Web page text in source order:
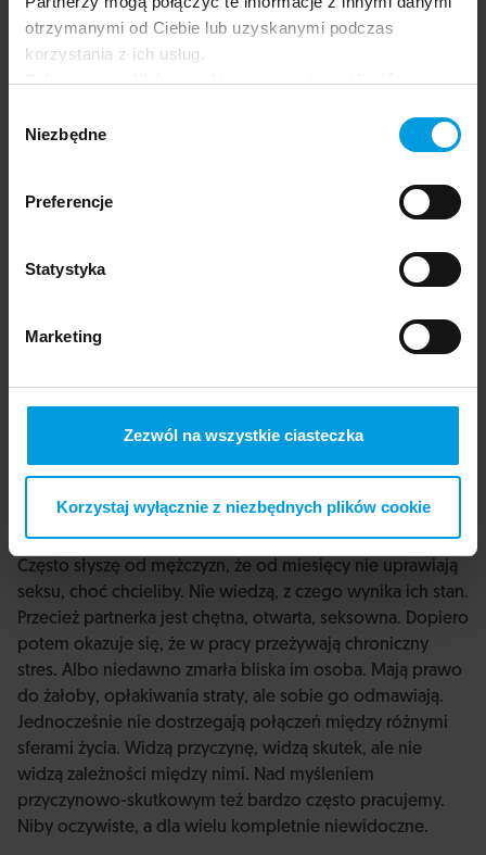
otrzymanymi od Ciebie lub uzyskanymi podczas
korzystania z ich usług.
Odrzucenie plików cookie może uniemożliwić
oferowanych na naszej stronie, w tym m.in. z
zgody
Niezbędne
Preferencje
Statystyka
Marketing
Zezwól na wszystkie ciasteczka
Korzystaj wyłącznie z niezbędnych plików cookie
Czytaj także: Jak mężczyzna kocha kobietę
męskiej seksualności wynikają z braku kontaktu ze sobą.
Praca terapeutyczna powinna zacząć się od lepszego
gabinetu seksuologa i mówi, że ma problemy z
doświadczeniem, nie opowie o swoich emocjach, to
ustalić diagnozę? Zgadywać, co jest rzeczywistym
diagnoza, takie sposoby rozwiązania problemu.
Często słyszę od mężczyzn, że od miesięcy nie uprawiają
seksu, choć chcieliby. Nie wiedzą, z czego wynika ich stan.
Przecież partnerka jest chętna, otwarta, seksowna. Dopiero
potem okazuje się, że w pracy przeżywają chroniczny
stres. Albo niedawno zmarła bliska im osoba. Mają prawo
do żałoby, opłakiwania straty, ale sobie go odmawiają.
Jednocześnie nie dostrzegają połączeń między różnymi
sferami życia. Widzą przyczynę, widzą skutek, ale nie
widzą zależności między nimi. Nad myśleniem
przyczynowo-skutkowym też bardzo często pracujemy.
Niby oczywiste, a dla wielu kompletnie niewidoczne.